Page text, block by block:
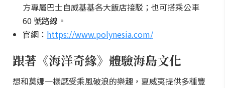
方專屬巴士自威基基各大飯店接駁；也可搭乘公車
60 號路線。
官網： https://www.polynesia.com/
跟著《海洋奇緣》體驗海島文化
想和莫娜一樣感受乘風破浪的樂趣，夏威夷提供多種豐